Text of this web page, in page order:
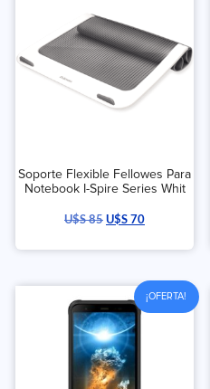
Soporte Flexible Fellowes Para
Notebook I-Spire Series Whit
U$S85U$S70
¡OFERTA!